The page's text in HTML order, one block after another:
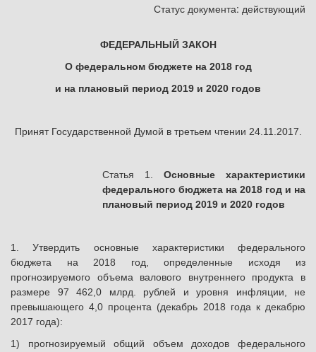
Статус документа: действующий
ФЕДЕРАЛЬНЫЙ ЗАКОН
О федеральном бюджете на 2018 год
и на плановый период 2019 и 2020 годов
Принят Государственной Думой в третьем чтении 24.11.2017.
Статья 1. Основные характеристики
федерального бюджета на 2018 год и на
плановый период 2019 и 2020 годов
1. Утвердить основные характеристики федерального
бюджета на 2018 год, определенные исходя из
прогнозируемого объема валового внутреннего продукта в
размере 97 462,0 млрд. рублей и уровня инфляции, не
превышающего 4,0 процента (декабрь 2018 года к декабрю
2017 года):
1) прогнозируемый общий объем доходов федерального